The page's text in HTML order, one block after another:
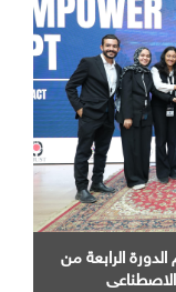
الرابعة من